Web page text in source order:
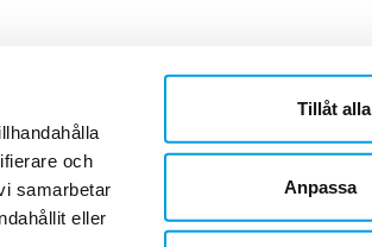
och
samarbetar
eller
Tillåt alla
Anpassa
Om Sonepar
Historik
Kontaktblad
Ledningsgrupp
Jobb & Karriär